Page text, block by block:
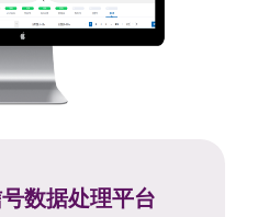
数据处理平台